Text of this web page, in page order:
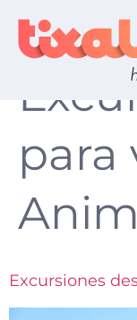
para
Excursiones